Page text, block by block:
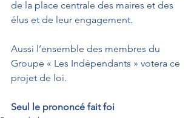
de la place centrale des maires et des
élus et de leur engagement.
Aussi l’ensemble des membres du
Groupe « Les Indépendants » votera ce
projet de loi.
Seul le prononcé fait foi